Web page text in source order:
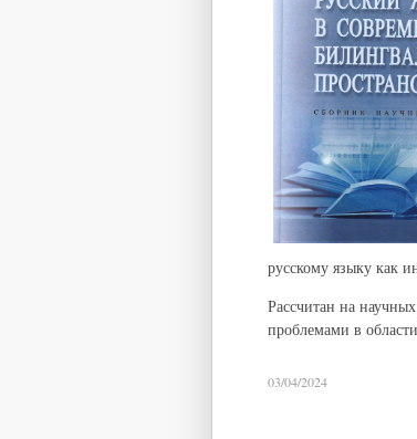
русскому языку как
Рассчитан на
проблемами в
03/04/2024